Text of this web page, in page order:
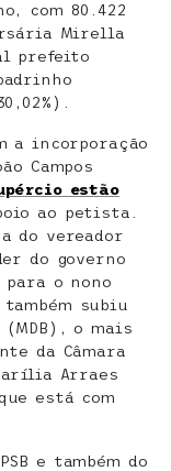
com 80.422
Mirella
prefeito
a incorporação
Campos
estão
ao petista.
do vereador
do governo
o nono
subiu
o mais
da Câmara
Arraes
está com
e também do